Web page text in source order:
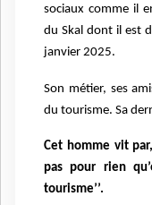
sociaux comme il
du Skal dont il est
janvier 2025.
Son métier, ses
du tourisme. Sa
Cet homme vit
pas pour rien
tourisme’’.